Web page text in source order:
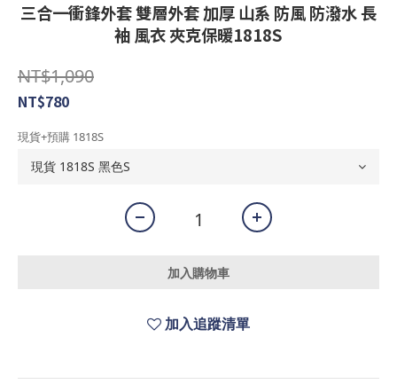
三合一衝鋒外套 雙層外套 加厚 山系 防風 防潑水 長
袖 風衣 夾克保暖1818S
NT$1,090
NT$780
現貨+預購 1818S
加入購物車
加入追蹤清單